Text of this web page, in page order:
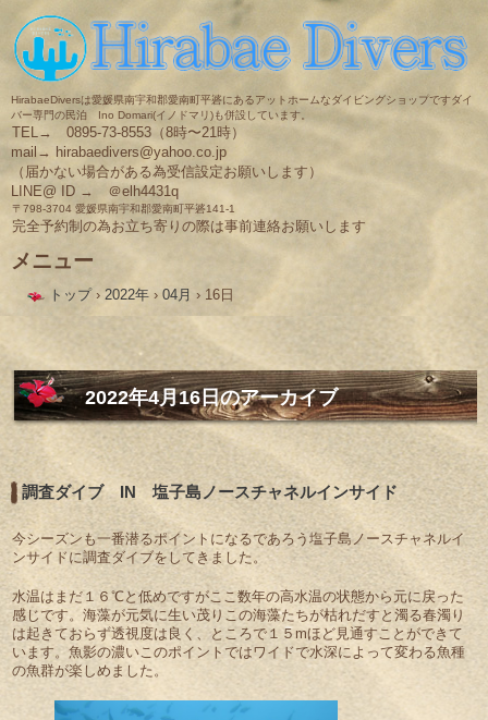
HirabaeDiversは愛媛県南宇和郡愛南町平碆にあるアットホームなダイビングショップですダイ
バー専門の民泊 Ino Domari(イノドマリ)も併設しています。
TEL→ 0895-73-8553（8時〜21時）
mail→ hirabaedivers@yahoo.co.jp
（届かない場合がある為受信設定お願いします）
LINE@ ID → ＠elh4431q
〒798-3704 愛媛県南宇和郡愛南町平碆141-1
完全予約制の為お立ち寄りの際は事前連絡お願いします
メニュー
へ
ス
キ
ッ
プ
トップ › 2022年 › 04月 › 16日
2022年4月16日のアーカイブ
調査ダイブ IN 塩子島ノースチャネルインサイド
今シーズンも一番潜るポイントになるであろう塩子島ノースチャネルイ
ンサイドに調査ダイブをしてきました。
水温はまだ１６℃と低めですがここ数年の高水温の状態から元に戻った
感じです。海藻が元気に生い茂りこの海藻たちが枯れだすと濁る春濁り
は起きておらず透視度は良く、ところで１５mほど見通すことができて
います。魚影の濃いこのポイントではワイドで水深によって変わる魚種
の魚群が楽しめました。